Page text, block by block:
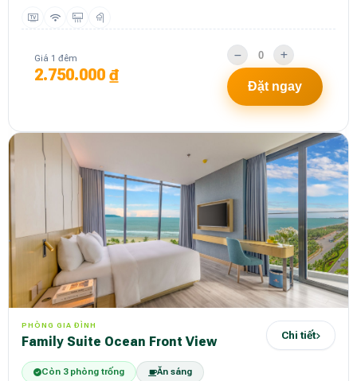
Giá 1 đêm
2.750.000 ₫
Đặt ngay
PHÒNG GIA ĐÌNH
Family Suite Ocean Front View Chi tiết
Còn 3 phòng trống Ăn sáng